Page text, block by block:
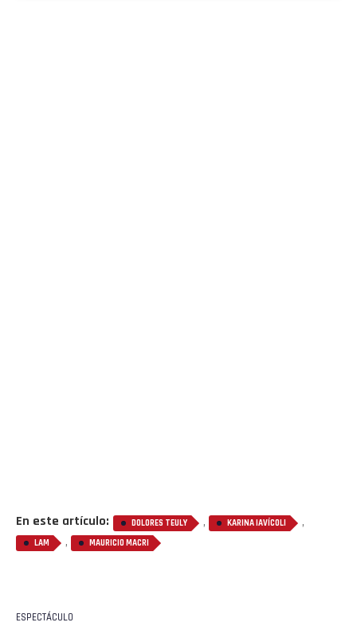
En este artículo: DOLORES TEULY , KARINA IAVÍCOLI ,
LAM , MAURICIO MACRI
ESPECTÁCULO